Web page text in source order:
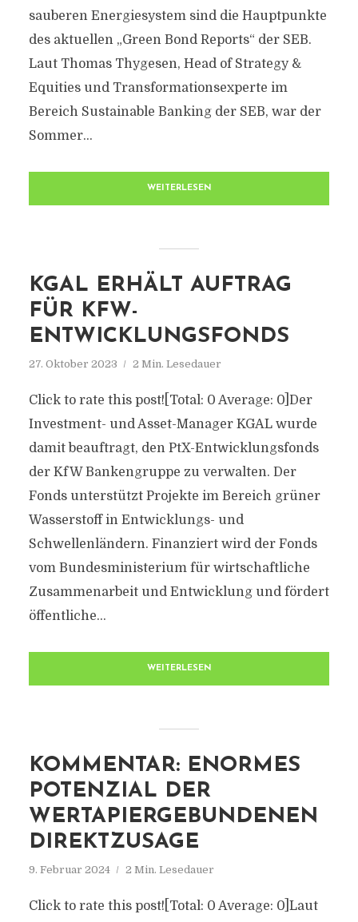
sauberen Energiesystem sind die Hauptpunkte
des aktuellen „Green Bond Reports“ der SEB.
Laut Thomas Thygesen, Head of Strategy &
Equities und Transformationsexperte im
Bereich Sustainable Banking der SEB, war der
Sommer...
WEITERLESEN
KGAL ERHÄLT AUFTRAG
FÜR KFW-
ENTWICKLUNGSFONDS
27. Oktober 2023 2 Min. Lesedauer
Click to rate this post![Total: 0 Average: 0]Der
Investment- und Asset-Manager KGAL wurde
damit beauftragt, den PtX-Entwicklungsfonds
der KfW Bankengruppe zu verwalten. Der
Fonds unterstützt Projekte im Bereich grüner
Wasserstoff in Entwicklungs- und
Schwellenländern. Finanziert wird der Fonds
vom Bundesministerium für wirtschaftliche
Zusammenarbeit und Entwicklung und fördert
öffentliche...
WEITERLESEN
KOMMENTAR: ENORMES
POTENZIAL DER
WERTAPIERGEBUNDENEN
DIREKTZUSAGE
9. Februar 2024 2 Min. Lesedauer
Click to rate this post![Total: 0 Average: 0]Laut